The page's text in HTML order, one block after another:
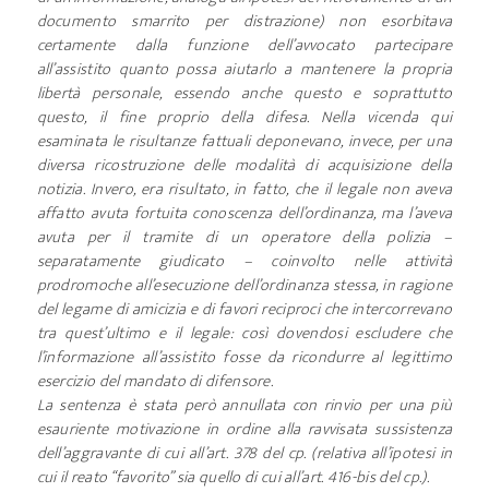
documento smarrito per distrazione) non esorbitava
certamente dalla funzione dell’avvocato partecipare
all’assistito quanto possa aiutarlo a mantenere la propria
libertà personale, essendo anche questo e soprattutto
questo, il fine proprio della difesa. Nella vicenda qui
esaminata le risultanze fattuali deponevano, invece, per una
diversa ricostruzione delle modalità di acquisizione della
notizia. Invero, era risultato, in fatto, che il legale non aveva
affatto avuta fortuita conoscenza dell’ordinanza, ma l’aveva
avuta per il tramite di un operatore della polizia –
separatamente giudicato – coinvolto nelle attività
prodromoche all’esecuzione dell’ordinanza stessa, in ragione
del legame di amicizia e di favori reciproci che intercorrevano
tra quest’ultimo e il legale: così dovendosi escludere che
l’informazione all’assistito fosse da ricondurre al legittimo
esercizio del mandato di difensore.
La sentenza è stata però annullata con rinvio per una più
esauriente motivazione in ordine alla ravvisata sussistenza
dell’aggravante di cui all’art. 378 del cp. (relativa all’ipotesi in
cui il reato “favorito” sia quello di cui all’art. 416-bis del cp.).